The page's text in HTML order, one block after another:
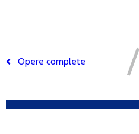
Opere complete